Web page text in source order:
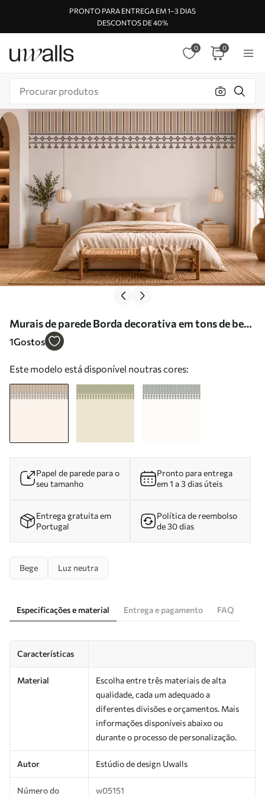
PRONTO PARA ENTREGA EM 1–3 DIAS
DESCONTOS DE 40%
0 0
Murais de parede Borda decorativa em tons de bege
Nr. w05151
1Gostos
Este modelo está disponível noutras cores:
Papel de parede para o
seu tamanho
Pronto para entrega
em 1 a 3 dias úteis
Entrega gratuita em
Portugal
Política de reembolso
de 30 dias
Bege Luz neutra
Especificações e material Entrega e pagamento FAQ
Características
Material
Escolha entre três materiais de alta
qualidade, cada um adequado a
diferentes divisões e orçamentos. Mais
informações disponíveis abaixo ou
durante o processo de personalização.
Autor Estúdio de design Uwalls
Número do
w05151